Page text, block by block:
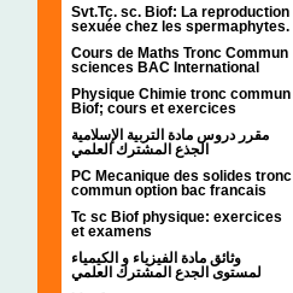
Svt.Tc. sc. Biof: La reproduction
sexuée chez les spermaphytes.
Cours de Maths Tronc Commun
sciences BAC International
Physique Chimie tronc commun
Biof; cours et exercices
مقرر دروس مادة التربية الإسلامية
الجذع المشترك العلمي
PC Mecanique des solides tronc
commun option bac francais
Tc sc Biof physique: exercices
et examens
وثائق مادة الفيزياء و الكيمياء